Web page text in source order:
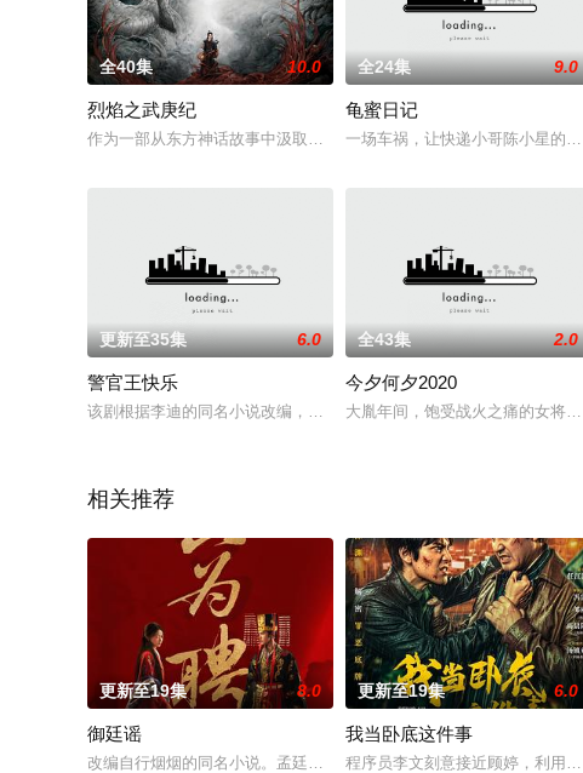
全40集 10.0
烈焰之武庚纪
作为一部从东方神话故事中汲取灵感，以中华传统文化引领精神脉络
全24集 9.0
龟蜜日记
一场车祸，让快递小哥陈小星的
更新至35集 6.0
警官王快乐
该剧根据李迪的同名小说改编，通过片警王快乐的平凡事迹，讲述了他
全43集 2.0
今夕何夕2020
大胤年间，饱受战火之痛的女将
相关推荐
更新至19集 8.0
御廷谣
改编自行烟烟的同名小说。孟廷辉，大平王朝有史以来个以女子进士
更新至19集 6.0
我当卧底这件事
程序员李文刻意接近顾婷，利用